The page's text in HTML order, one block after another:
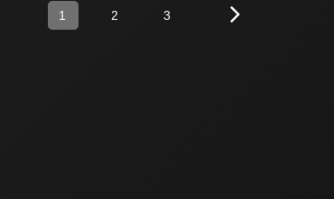
1 2 3